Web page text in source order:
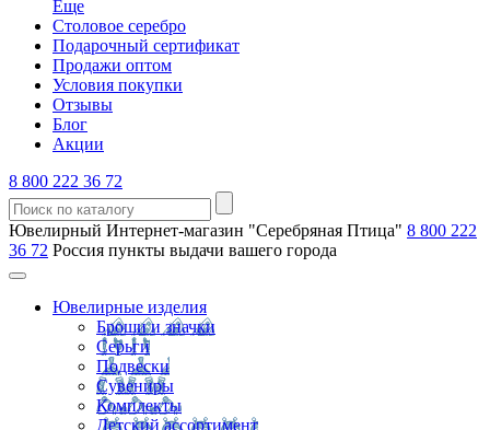
Еще
Столовое серебро
Подарочный сертификат
Продажи оптом
Условия покупки
Отзывы
Блог
Акции
8 800 222 36 72
Ювелирный Интернет-магазин "Серебряная Птица" 8 800 222
36 72 Россия пункты выдачи вашего города
Ювелирные изделия
Броши и значки
Серьги
Подвески
Сувениры
Комплекты
Детский ассортимент